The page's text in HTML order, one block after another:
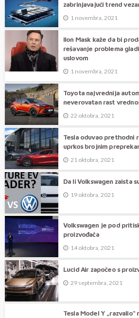
zabrinjavajući trend
1 novembra, 2021
Ilon Mask kaže da bi
rešavanje problema
uslovom
1 novembra, 2021
Toyota najvrednija
neverovatan rast
22 oktobra, 2021
Tesla oduvao prethodni
uprkos brojnim
21 oktobra, 2021
Da li Volkswagen zaista
19 oktobra, 2021
Volkswagen je pod
proizvođača
14 oktobra, 2021
Lucid Air započeo s
29 septembra, 2021
Tesla Model Y